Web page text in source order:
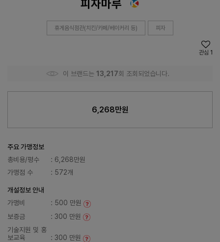
피자마루
휴게음식점관(치킨/카페/베이커리 등) 피자
관심 1
이 브랜드는 13,217회 조회되었습니다.
6,268만원
주요 가맹정보
총비용/평수
: 6,268만원
가맹점 수
: 572개
개설정보 안내
가맹비
: 500 만원
보증금
: 300 만원
기술지원 및 홍
보교육
: 300 만원